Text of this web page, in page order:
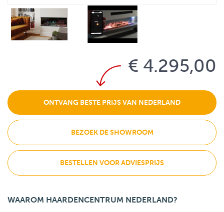
€ 4.295,00
ONTVANG BESTE PRIJS VAN NEDERLAND
BEZOEK DE SHOWROOM
BESTELLEN VOOR ADVIESPRIJS
WAAROM HAARDENCENTRUM NEDERLAND?